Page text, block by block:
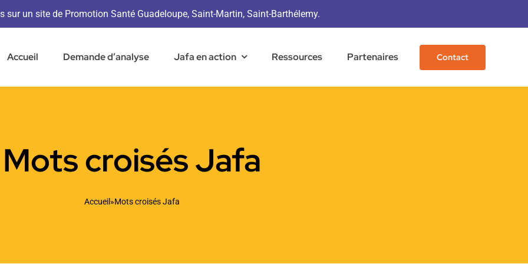
sur un site de Promotion Santé Guadeloupe, Saint-Martin, Saint-Barthélemy.
Accueil Demande d’analyse Jafa en action Ressources Partenaires Contact
Mots croisés Jafa
Accueil »Mots croisés Jafa